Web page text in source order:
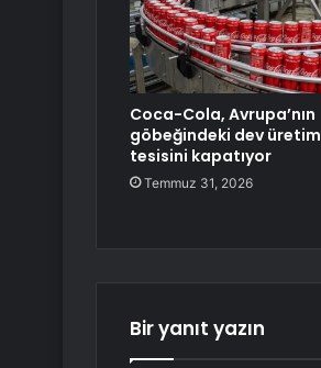
Coca-Cola, Avrupa’nın
göbeğindeki dev üretim
tesisini kapatıyor
Temmuz 31, 2026
Bir yanıt yazın